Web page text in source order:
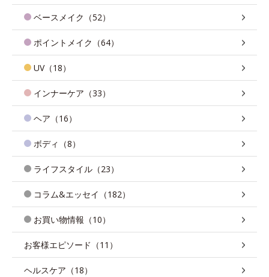
ベースメイク（52）
ポイントメイク（64）
UV（18）
インナーケア（33）
ヘア（16）
ボディ（8）
ライフスタイル（23）
コラム&エッセイ（182）
お買い物情報（10）
お客様エピソード（11）
ヘルスケア（18）